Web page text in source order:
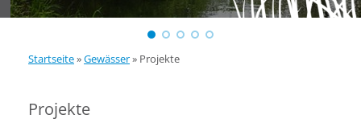
Startseite»Gewässer» Projekte
Projekte